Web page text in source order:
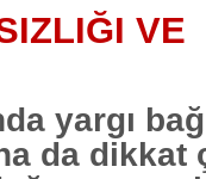
VE
yargı
da dikkat